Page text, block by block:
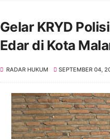
Gelar KRYD
Edar di Kota
RADAR HUKUM SEPTEMBER 04,